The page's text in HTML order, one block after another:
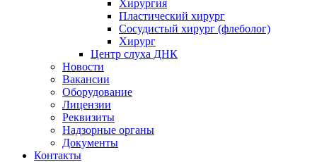
Хирургия
Пластический хирург
Сосудистый хирург (флеболог)
Хирург
Центр слуха ДНК
Новости
Вакансии
Оборудование
Лицензии
Реквизиты
Надзорные органы
Документы
Контакты